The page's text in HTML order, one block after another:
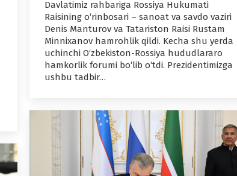
Davlatimiz rahbariga Rossiya Hukumati
Raisining o‘rinbosari – sanoat va savdo vaziri
Denis Manturov va Tatariston Raisi Rustam
Minnixanov hamrohlik qildi. Kecha shu yerda
uchinchi O‘zbekiston-Rossiya hududlararo
hamkorlik forumi bo‘lib o‘tdi. Prezidentimizga
ushbu tadbir…